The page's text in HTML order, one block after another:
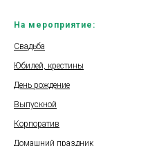
На мероприятие:
Свадьба
Юбилей, крестины
День рождение
Выпускной
Корпоратив
Домашний праздник